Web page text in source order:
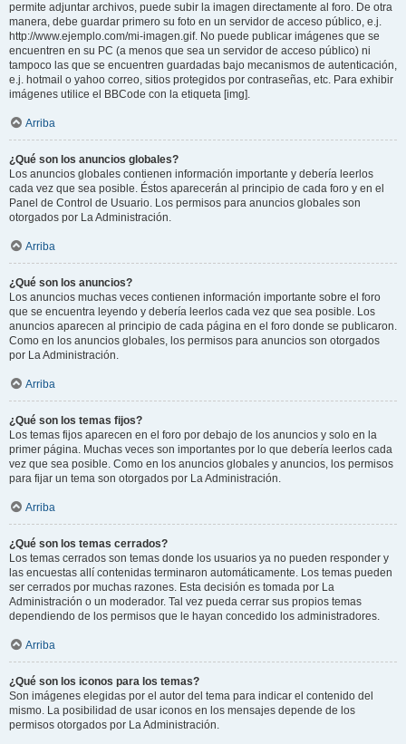
permite adjuntar archivos, puede subir la imagen directamente al foro. De otra
manera, debe guardar primero su foto en un servidor de acceso público, e.j.
http://www.ejemplo.com/mi-imagen.gif. No puede publicar imágenes que se
encuentren en su PC (a menos que sea un servidor de acceso público) ni
tampoco las que se encuentren guardadas bajo mecanismos de autenticación,
e.j. hotmail o yahoo correo, sitios protegidos por contraseñas, etc. Para exhibir
imágenes utilice el BBCode con la etiqueta [img].
Arriba
¿Qué son los anuncios globales?
Los anuncios globales contienen información importante y debería leerlos
cada vez que sea posible. Éstos aparecerán al principio de cada foro y en el
Panel de Control de Usuario. Los permisos para anuncios globales son
otorgados por La Administración.
Arriba
¿Qué son los anuncios?
Los anuncios muchas veces contienen información importante sobre el foro
que se encuentra leyendo y debería leerlos cada vez que sea posible. Los
anuncios aparecen al principio de cada página en el foro donde se publicaron.
Como en los anuncios globales, los permisos para anuncios son otorgados
por La Administración.
Arriba
¿Qué son los temas fijos?
Los temas fijos aparecen en el foro por debajo de los anuncios y solo en la
primer página. Muchas veces son importantes por lo que debería leerlos cada
vez que sea posible. Como en los anuncios globales y anuncios, los permisos
para fijar un tema son otorgados por La Administración.
Arriba
¿Qué son los temas cerrados?
Los temas cerrados son temas donde los usuarios ya no pueden responder y
las encuestas allí contenidas terminaron automáticamente. Los temas pueden
ser cerrados por muchas razones. Esta decisión es tomada por La
Administración o un moderador. Tal vez pueda cerrar sus propios temas
dependiendo de los permisos que le hayan concedido los administradores.
Arriba
¿Qué son los iconos para los temas?
Son imágenes elegidas por el autor del tema para indicar el contenido del
mismo. La posibilidad de usar iconos en los mensajes depende de los
permisos otorgados por La Administración.